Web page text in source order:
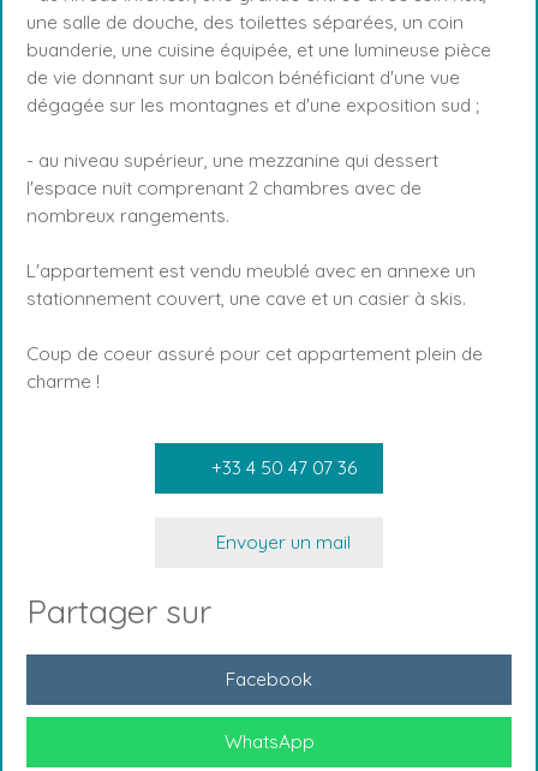
une salle de douche, des toilettes séparées, un coin
buanderie, une cuisine équipée, et une lumineuse pièce
de vie donnant sur un balcon bénéficiant d'une vue
dégagée sur les montagnes et d'une exposition sud ;
- au niveau supérieur, une mezzanine qui dessert
l'espace nuit comprenant 2 chambres avec de
nombreux rangements.
L'appartement est vendu meublé avec en annexe un
stationnement couvert, une cave et un casier à skis.
Coup de coeur assuré pour cet appartement plein de
charme !
+33 4 50 47 07 36
Envoyer un mail
Partager sur
Facebook
WhatsApp